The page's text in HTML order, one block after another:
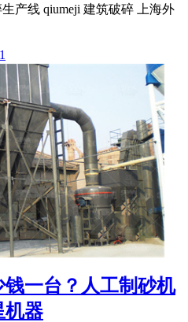
产线 qiumeji 建筑破碎 上海外
钱一台？人工制砂机
机器